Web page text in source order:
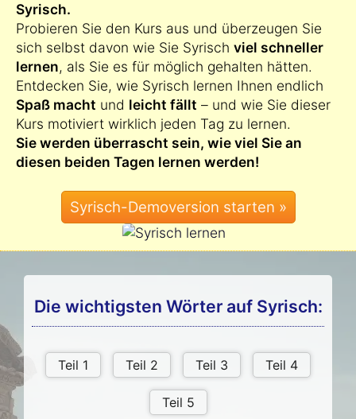
Syrisch.
Probieren Sie den Kurs aus und überzeugen Sie
sich selbst davon wie Sie Syrisch viel schneller
lernen, als Sie es für möglich gehalten hätten.
Entdecken Sie, wie Syrisch lernen Ihnen endlich
Spaß macht und leicht fällt – und wie Sie dieser
Kurs motiviert wirklich jeden Tag zu lernen.
Sie werden überrascht sein, wie viel Sie an
diesen beiden Tagen lernen werden!
Die wichtigsten Wörter auf Syrisch: